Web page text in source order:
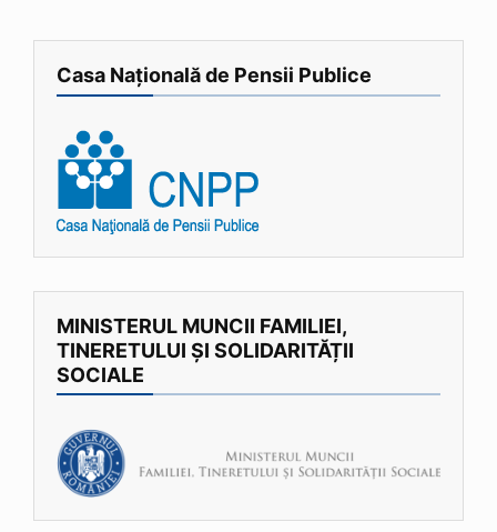
Casa Națională de Pensii Publice
MINISTERUL MUNCII FAMILIEI,
TINERETULUI ȘI SOLIDARITĂȚII
SOCIALE